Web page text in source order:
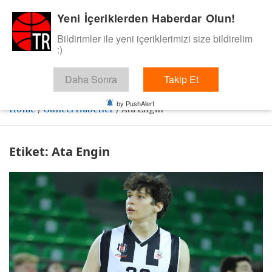
content
BasketTR
Sol dip çizgiden bir basket de bizden gelsin dedik.
Home Güncel Haberler Ata Engin
Etiket: Ata Engin
Yeni İçeriklerden Haberdar Olun!
Bildirimler ile yeni içeriklerimizi size bildirelim
:)
Daha Sonra Takip Et
by PushAlert